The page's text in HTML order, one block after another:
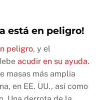
está en peligro!
peligro, y el
acudir en su ayuda.
masas más amplia
en EE. UU., así como